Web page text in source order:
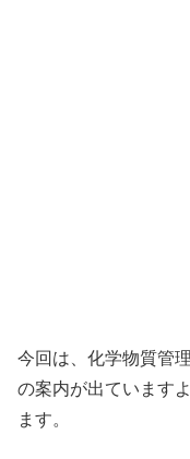
今回は、化学物質管
の案内が出ています
ます。